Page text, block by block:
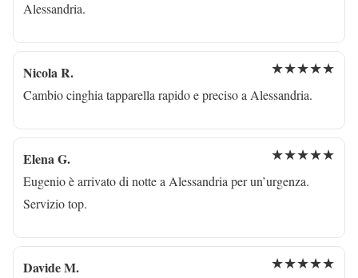
Alessandria.
Nicola R. ★★★★★
Cambio cinghia tapparella rapido e preciso a Alessandria.
Elena G. ★★★★★
Eugenio è arrivato di notte a Alessandria per un’urgenza.
Servizio top.
Davide M. ★★★★★